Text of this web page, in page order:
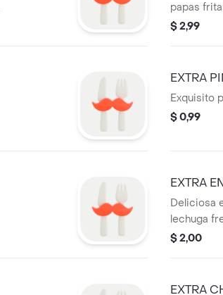
papas
$ 2,99
EXTRA
Exquisito
$ 0,99
EXTRA
Deliciosa
lechuga
$ 2,00
EXTRA